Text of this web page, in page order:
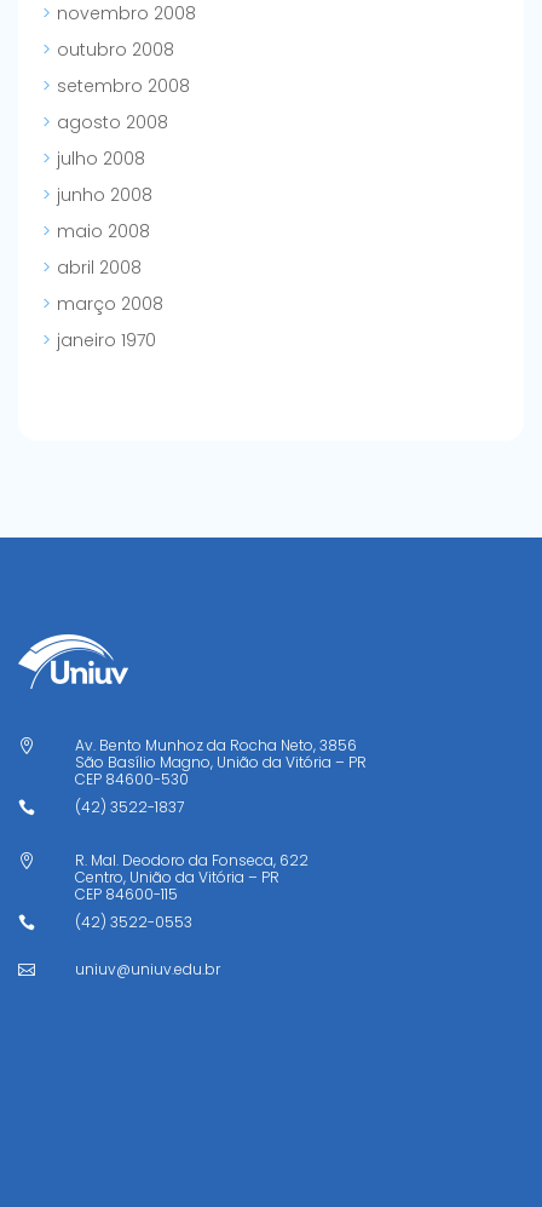
novembro 2008
outubro 2008
setembro 2008
agosto 2008
julho 2008
junho 2008
maio 2008
abril 2008
março 2008
janeiro 1970

Av. Bento Munhoz da Rocha Neto, 3856
São Basílio Magno, União da Vitória – PR
CEP 84600-530
 (42) 3522-1837

R. Mal. Deodoro da Fonseca, 622
Centro, União da Vitória – PR
CEP 84600-115
 (42) 3522-0553
 uniuv@uniuv.edu.br